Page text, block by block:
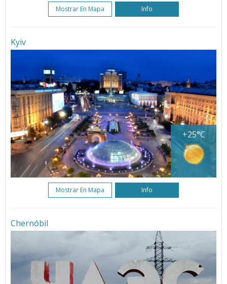
Mostrar En Mapa Info
Kyiv
+25°C
Mostrar En Mapa Info
Chernóbil